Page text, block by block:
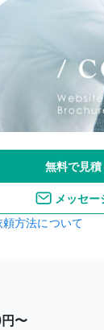
無料で見
メッセー
頼方法について
〜